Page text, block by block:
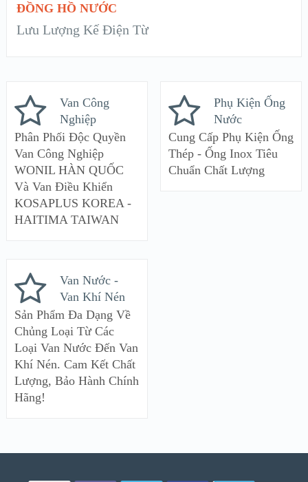
ĐỒNG HỒ NƯỚC
Lưu Lượng Kế Điện Từ
Van Công
Nghiệp
Phân Phối Độc Quyền
Van Công Nghiệp
WONIL HÀN QUỐC
Và Van Điều Khiển
KOSAPLUS KOREA -
HAITIMA TAIWAN
Phụ Kiện Ống
Nước
Cung Cấp Phụ Kiện Ống
Thép - Ống Inox Tiêu
Chuẩn Chất Lượng
Van Nước -
Van Khí Nén
Sản Phẩm Đa Dạng Về
Chủng Loại Từ Các
Loại Van Nước Đến Van
Khí Nén. Cam Kết Chất
Lượng, Bảo Hành Chính
Hãng!